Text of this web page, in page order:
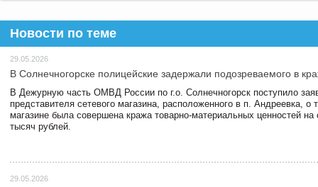
Новости по теме
29.05.2026
В Солнечногорске полицейские задержали подозреваемого в
В Дежурную часть ОМВД России по г.о. Солнечногорск поступило
представителя сетевого магазина, расположенного в п. Андреевка, о
магазине была совершена кража товарно-материальных ценностей
тысяч рублей.
29.05.2026